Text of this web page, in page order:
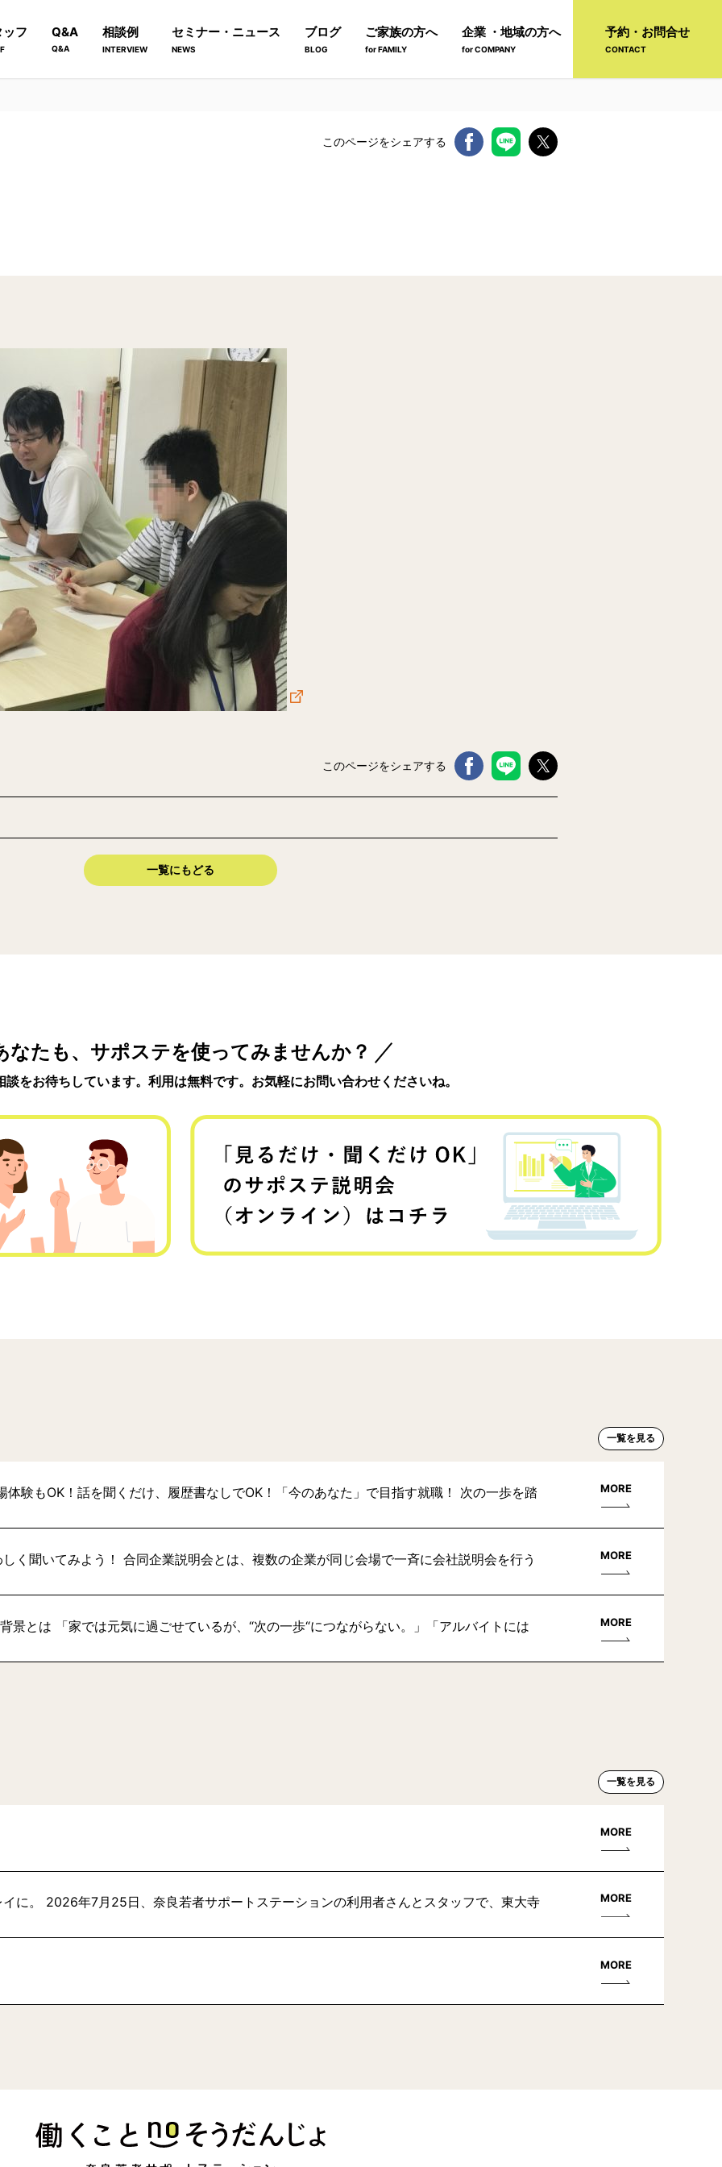
ッフ Q&A
Q&A
相談例
INTERVIEW
セミナー・ニュース
NEWS
ブログ
BLOG
ご家族の方へ
for FAMILY
企業 ・地域の方へ
for COMPANY
予約・お問合せ
CONTACT
このページをシェアする
このページをシェアする
一覧にもどる
なたも、サポステを使ってみませんか？
をお待ちしています。利用は無料です。お気軽にお問い合わせくださいね。
一覧を見る
体験もOK！話を聞くだけ、履歴書なしでOK！「今のあなた」で目指す就職！ 次の一歩を踏
MORE
く聞いてみよう！ 合同企業説明会とは、複数の企業が同じ会場で一斉に会社説明会を行う
MORE
景とは 「家では元気に過ごせているが、“次の一歩“につながらない。」「アルバイトには
MORE
一覧を見る
MORE
に。 2026年7月25日、奈良若者サポートステーションの利用者さんとスタッフで、東大寺
MORE
MORE